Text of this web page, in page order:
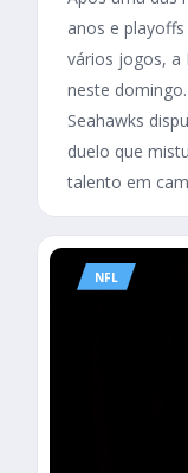
anos e
vários jogos, a
neste
Seahawks
duelo que
talento em
NFL